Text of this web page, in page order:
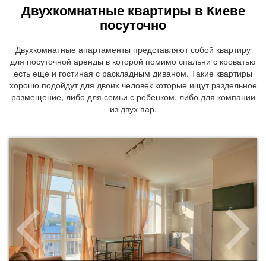
Двухкомнатные квартиры в Киеве
посуточно
Двухкомнатные апартаменты представляют собой квартиру
для посуточной аренды в которой помимо спальни с кроватью
есть еще и гостиная с раскладным диваном. Такие квартиры
хорошо подойдут для двоих человек которые ищут раздельное
размещение, либо для семьи с ребенком, либо для компании
из двух пар.